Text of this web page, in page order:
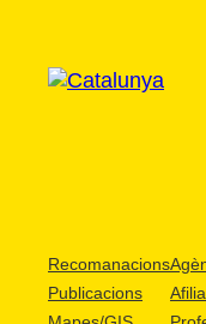
Recomanacions
Publicacions